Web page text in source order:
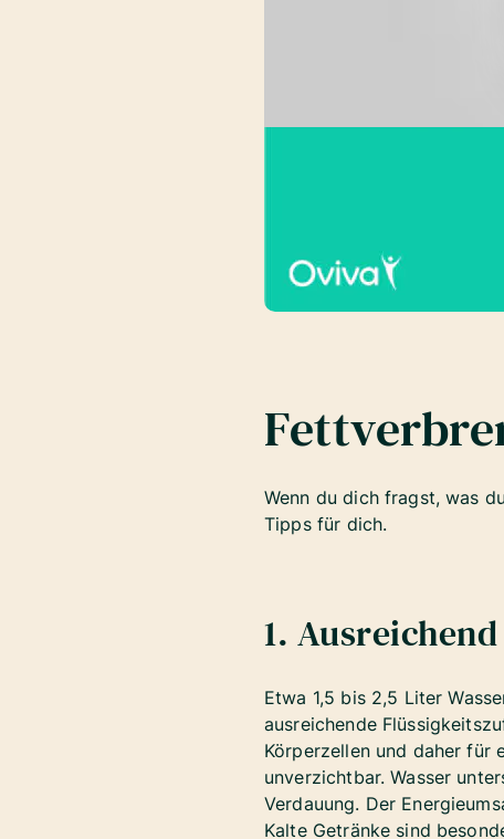
Wenn du dich fragst, was
Tipps für dich.
1.
Etwa 1,5 bis 2,5 Liter
ausreichende
Körperzellen und daher für
unverzichtbar. Wasser
Verdauung. Der
Kalte Getränke sind